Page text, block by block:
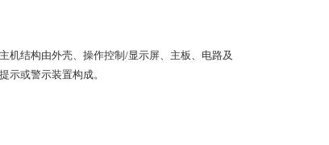
机结构由外壳、操作控制/显示屏、主板、电路及
示或警示装置构成。